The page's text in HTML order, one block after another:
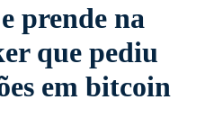
prende na
que pediu
em bitcoin